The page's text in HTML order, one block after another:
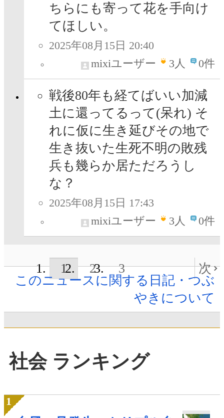
ちらにも寄って花を手向け
てほしい。
2025年08月15日 20:40
mixiユーザー
3人 0件
戦後80年も経てばいい加減
土に還ってるって(呆れ) そ
れに仮に生き延びその地で
生き抜いた生死不明の敗残
兵も幾らか居ただろうし
な？
2025年08月15日 17:43
mixiユーザー
3人 0件
1 2 3
次
このニュースに関する日記・つぶ
やきについて
社会 ランキング